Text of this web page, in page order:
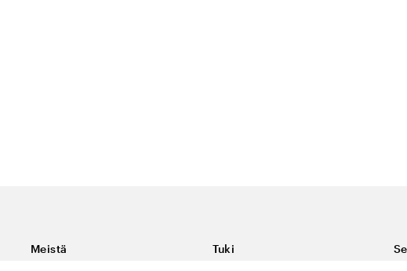
Meistä Tuki